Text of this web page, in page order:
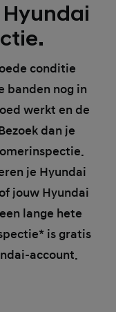
conditie
banden nog in
werkt en de
dan je
je Hyundai
jouw Hyundai
lange hete
is gratis
account.